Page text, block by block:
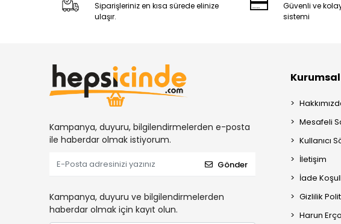
Siparişleriniz en kısa sürede elinize
ulaşır.
Güvenli ve
sistemi
Kampanya, duyuru, bilgilendirmelerden e-posta
ile haberdar olmak istiyorum.
Gönder
Kampanya, duyuru ve bilgilendirmelerden
haberdar olmak için kayıt olun.
Kurumsal
Mesafeli
Kullanıcı
İletişim
İade
Gizlilik
Harun